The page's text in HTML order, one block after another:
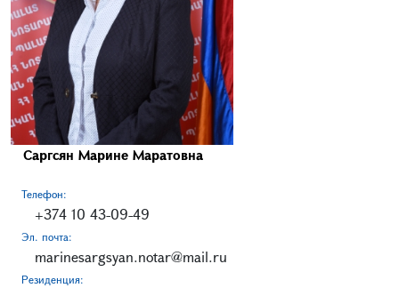
Саргсян Марине Маратовна
Телефон:
+374 10 43-09-49
Эл. почта:
marinesargsyan.notar@mail.ru
Резиденция: